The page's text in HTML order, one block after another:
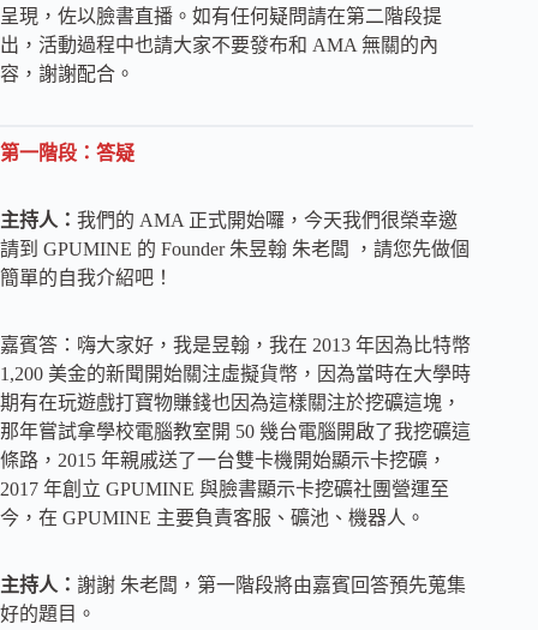
呈現，佐以臉書直播。如有任何疑問請在第二階段提
出，活動過程中也請大家不要發布和 AMA 無關的內
容，謝謝配合。
第一階段：答疑
主持人： 我們的 AMA 正式開始囉，今天我們很榮幸邀
請到 GPUMINE 的 Founder 朱昱翰 朱老闆 ，請您先做個
簡單的自我介紹吧！
嘉賓答：嗨大家好，我是昱翰，我在 2013 年因為比特幣
1,200 美金的新聞開始關注虛擬貨幣，因為當時在大學時
期有在玩遊戲打寶物賺錢也因為這樣關注於挖礦這塊，
那年嘗試拿學校電腦教室開 50 幾台電腦開啟了我挖礦這
條路，2015 年親戚送了一台雙卡機開始顯示卡挖礦，
2017 年創立 GPUMINE 與臉書顯示卡挖礦社團營運至
今，在 GPUMINE 主要負責客服、礦池、機器人。
主持人： 謝謝 朱老闆，第一階段將由嘉賓回答預先蒐集
好的題目。